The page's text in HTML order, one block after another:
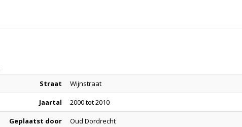
Straat Wijnstraat
Jaartal 2000 tot 2010
Geplaatst door Oud Dordrecht